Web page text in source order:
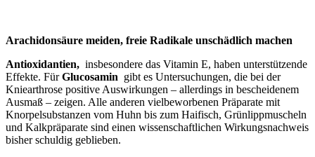
Arachidonsäure meiden, freie Radikale unschädlich machen
Antioxidantien, insbesondere das Vitamin E, haben unterstützende
Effekte. FürGlucosamin gibt es Untersuchungen, die bei der
Kniearthrose positive Auswirkungen – allerdings in bescheidenem
Ausmaß – zeigen. Alle anderen vielbeworbenen Präparate mit
Knorpelsubstanzen vom Huhn bis zum Haifisch, Grünlippmuscheln
und Kalkpräparate sind einen wissenschaftlichen Wirkungsnachweis
bisher schuldig geblieben.